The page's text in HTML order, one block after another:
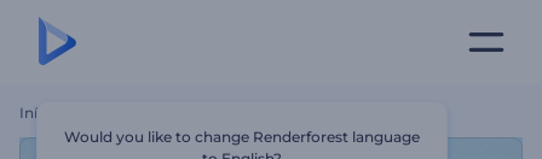
Início
Would you like to change Renderforest language